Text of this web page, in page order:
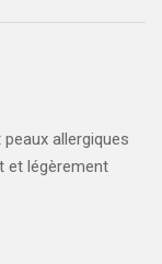
allergiques
et légèrement